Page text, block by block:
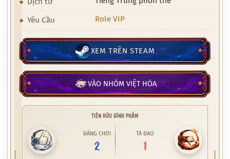
Yêu Cầu Role VIP
XEM TRÊN STEAM
VÀO NHÓM VIỆT HÓA
TIÊN HỮU BÌNH PHẨM
ĐÁNG CHƠI
2
TÀ ĐẠO
1